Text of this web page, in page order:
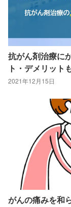
抗がん剤治療に
ト・デメリット
2021年12月15日
がんの痛みを和